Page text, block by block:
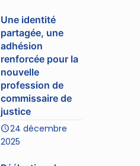
Une identité
partagée, une
adhésion
renforcée pour la
nouvelle
profession de
commissaire de
justice
24 décembre
2025